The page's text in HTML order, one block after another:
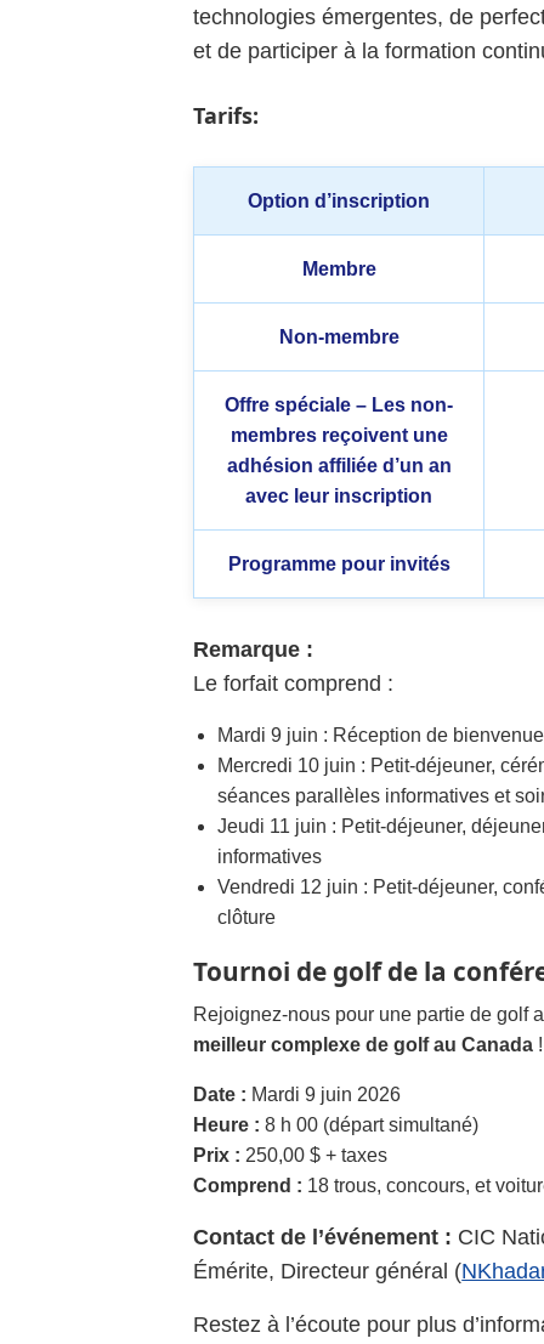
technologies émergentes, de
et de participer à la formation
Tarifs:
Option d’inscription
Membre
Non-membre
Offre spéciale – Les non-
membres reçoivent une
adhésion affiliée d’un an
avec leur inscription
Programme pour invités
Remarque :
Le forfait comprend :
Mardi 9 juin : Réception de bienvenue
Mercredi 10 juin : Petit-déjeuner,
séances parallèles informatives et
Jeudi 11 juin : Petit-déjeuner,
informatives
Vendredi 12 juin : Petit-déjeuner,
clôture
Tournoi de golf de la
Rejoignez-nous pour une partie de golf
meilleur complexe de golf au Canada !
Date : Mardi 9 juin 2026
Heure : 8 h 00 (départ simultané)
Prix : 250,00 $ + taxes
Comprend : 18 trous, concours, et
Contact de l’événement : CIC
Émérite, Directeur général (
Restez à l’écoute pour plus